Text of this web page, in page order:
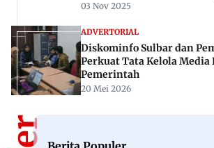
03 Nov 2025
ADVERTORIAL
Diskominfo Sulbar dan
Perkuat Tata Kelola
Pemerintah
20 Mei 2026